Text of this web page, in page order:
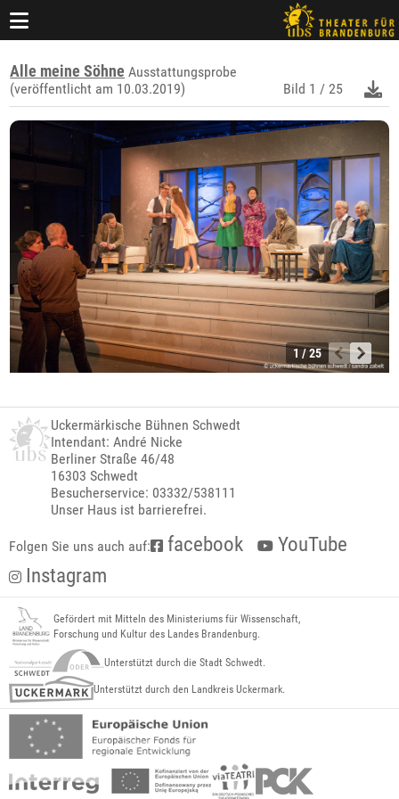
Alle meine Söhne Ausstattungsprobe
(veröffentlicht am 10.03.2019)
Bild 1 / 25
1 / 25
Uckermärkische Bühnen Schwedt
Intendant: André Nicke
Berliner Straße 46/48
16303 Schwedt
Besucherservice: 03332/538111
Unser Haus ist barrierefrei.
Folgen Sie uns auch auf: facebook
YouTube
Instagram
Gefördert mit Mitteln des Ministeriums für Wissenschaft,
Forschung und Kultur des Landes Brandenburg.
Unterstützt durch die Stadt Schwedt.
Unterstützt durch den Landkreis Uckermark.